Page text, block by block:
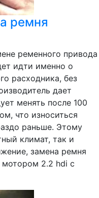
ремня
ременного привода
идти именно о
расходника, без
дает
менять после 100
что износиться
раньше. Этому
климат, так и
замена ремня
мотором 2.2 hdi с